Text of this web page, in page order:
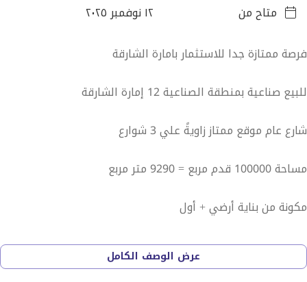
متاح من
١٢ نوفمبر ٢٠٢٥
فرصة ممتازة جدا للاستثمار بامارة الشارقة
للبيع صناعية بمنطقة الصناعية 12 إمارة الشارقة
شارع عام موقع ممتاز زاويةً علي 3 شوارع
مساحة 100000 قدم مربع = 9290 متر مربع
مكونة من بناية أرضي + أول
الطابق الأرضي : 17 محل تجاري
عرض الوصف الكامل